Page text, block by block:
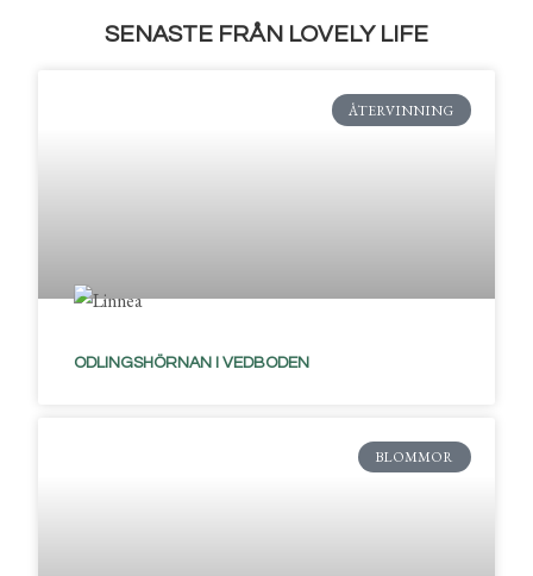
SENASTE FRÅN LOVELY LIFE
ÅTERVINNING
ODLINGSHÖRNAN I VEDBODEN
BLOMMOR